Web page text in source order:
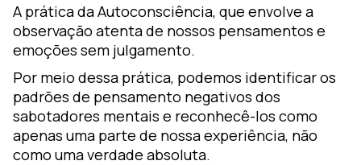
A prática da Autoconsciência, que envolve a
observação atenta de nossos pensamentos e
emoções sem julgamento.
Por meio dessa prática, podemos identificar os
padrões de pensamento negativos dos
sabotadores mentais e reconhecê-los como
apenas uma parte de nossa experiência, não
como uma verdade absoluta.